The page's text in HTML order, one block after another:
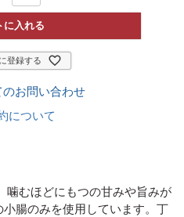
に入れる
登録する
お問い合わせ
について
噛むほどにもつの甘みや旨みが
腸のみを使用しています。丁